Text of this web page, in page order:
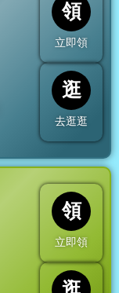
領
立即領
逛
去逛逛
領
立即領